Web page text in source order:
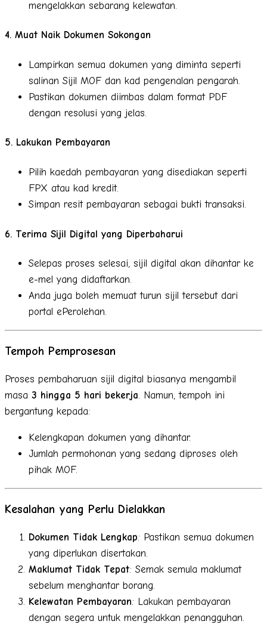
mengelakkan sebarang kelewatan.
4. Muat Naik Dokumen Sokongan
Lampirkan semua dokumen yang diminta seperti
salinan Sijil MOF dan kad pengenalan pengarah.
Pastikan dokumen diimbas dalam format PDF
dengan resolusi yang jelas.
5. Lakukan Pembayaran
Pilih kaedah pembayaran yang disediakan seperti
FPX atau kad kredit.
Simpan resit pembayaran sebagai bukti transaksi.
6. Terima Sijil Digital yang Diperbaharui
Selepas proses selesai, sijil digital akan dihantar ke
e-mel yang didaftarkan.
Anda juga boleh memuat turun sijil tersebut dari
portal ePerolehan.
Tempoh Pemprosesan
Proses pembaharuan sijil digital biasanya mengambil
masa 3 hingga 5 hari bekerja. Namun, tempoh ini
bergantung kepada:
Kelengkapan dokumen yang dihantar.
Jumlah permohonan yang sedang diproses oleh
pihak MOF.
Kesalahan yang Perlu Dielakkan
Dokumen Tidak Lengkap: Pastikan semua dokumen
yang diperlukan disertakan.
Maklumat Tidak Tepat: Semak semula maklumat
sebelum menghantar borang.
Kelewatan Pembayaran: Lakukan pembayaran
dengan segera untuk mengelakkan penangguhan.